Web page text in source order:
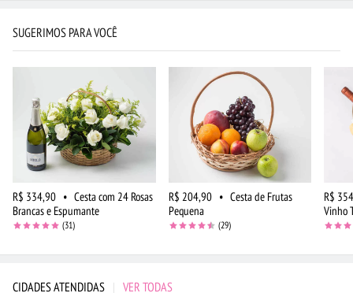
SUGERIMOS PARA VOCÊ
R$ 334,90 • Cesta com 24 Rosas
Brancas e Espumante
(31)
R$ 204,90 • Cesta de Frutas
Pequena
(29)
R$
Vinho
CIDADES ATENDIDAS | VER TODAS